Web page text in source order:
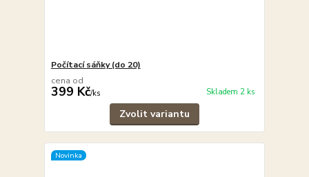
Počítací sáňky (do 20)
cena od
399 Kč/ks Skladem 2 ks
Zvolit variantu
Novinka